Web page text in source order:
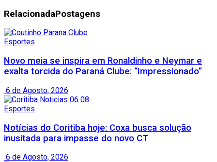
RelacionadaPostagens
Esportes
Novo meia se inspira em Ronaldinho e Neymar e
exalta torcida do Paraná Clube: “Impressionado”
6 de Agosto, 2026
Esportes
Notícias do Coritiba hoje: Coxa busca solução
inusitada para impasse do novo CT
6 de Agosto, 2026